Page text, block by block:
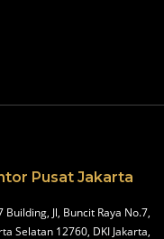
Pusat Jakarta
Building, Jl, Buncit Raya No.7,
Selatan 12760, DKI Jakarta,